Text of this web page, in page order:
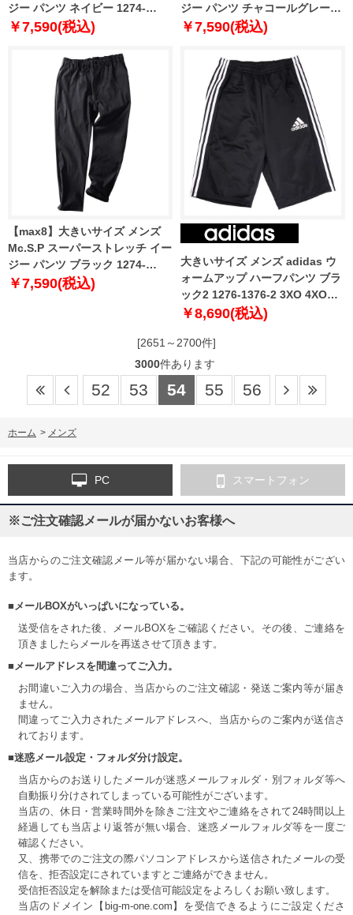
ジー パンツ ネイビー 1274-
4660-2 3L 4L 5L 6L 7L 8L 9L
￥7,590(税込)
ジー パンツ チャコールグレー
1274-4660-3 3L 4L 5L 6L 7L 8L
￥7,590(税込)
【max8】大きいサイズ メンズ
Mc.S.P スーパーストレッチ イー
ジー パンツ ブラック 1274-
4660-4 3L 4L 5L 6L 7L 8L 9L
￥7,590(税込)
大きいサイズ メンズ adidas ウ
ォームアップ ハーフパンツ ブラ
ック2 1276-1376-2 3XO 4XO
5XO 6XO 7XO 8XO
￥8,690(税込)
[2651～2700件]
3000件あります
52 53 54 55 56
ホーム > メンズ
PC スマートフォン
※ご注文確認メールが届かないお客様へ
当店からのご注文確認メール等が届かない場合、下記の可能性がござい
ます。
■メールBOXがいっぱいになっている。
送受信をされた後、メールBOXをご確認ください。その後、ご連絡を
頂きましたらメールを再送させて頂きます。
■メールアドレスを間違ってご入力。
お間違いご入力の場合、当店からのご注文確認・発送ご案内等が届き
ません。
間違ってご入力されたメールアドレスへ、当店からのご案内が送信さ
れております。
■迷惑メール設定・フォルダ分け設定。
当店からのお送りしたメールが迷惑メールフォルダ・別フォルダ等へ
自動振り分けされてしまっている可能性がございます。
当店の、休日・営業時間外を除きご注文やご連絡をされて24時間以上
経過しても当店より返答が無い場合、迷惑メールフォルダ等を一度ご
確認ください。
又、携帯でのご注文の際パソコンアドレスから送信されたメールの受
信を、拒否設定にされていますとご連絡ができません。
受信拒否設定を解除または受信可能設定をよろしくお願い致します。
当店のドメイン【big-m-one.com】を受信できるようにご設定くださ